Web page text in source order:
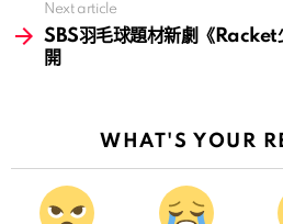
Next article
SBS羽毛球題材新劇《Racket
開
WHAT'S YOUR